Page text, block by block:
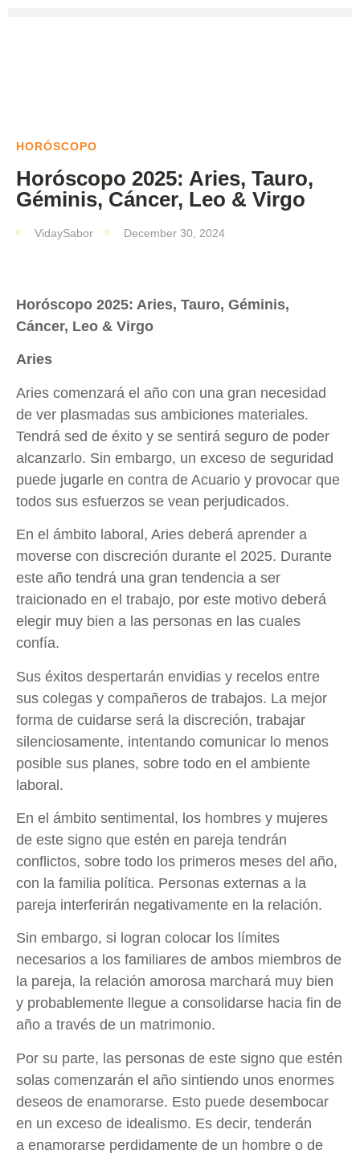
HORÓSCOPO
Horóscopo 2025: Aries, Tauro,
Géminis, Cáncer, Leo & Virgo
VidaySabor December 30, 2024
Horóscopo 2025: Aries, Tauro, Géminis,
Cáncer, Leo & Virgo
Aries
Aries comenzará el año con una gran necesidad
de ver plasmadas sus ambiciones materiales.
Tendrá sed de éxito y se sentirá seguro de poder
alcanzarlo. Sin embargo, un exceso de seguridad
puede jugarle en contra de Acuario y provocar que
todos sus esfuerzos se vean perjudicados.
En el ámbito laboral, Aries deberá aprender a
moverse con discreción durante el 2025. Durante
este año tendrá una gran tendencia a ser
traicionado en el trabajo, por este motivo deberá
elegir muy bien a las personas en las cuales
confía.
Sus éxitos despertarán envidias y recelos entre
sus colegas y compañeros de trabajos. La mejor
forma de cuidarse será la discreción, trabajar
silenciosamente, intentando comunicar lo menos
posible sus planes, sobre todo en el ambiente
laboral.
En el ámbito sentimental, los hombres y mujeres
de este signo que estén en pareja tendrán
conflictos, sobre todo los primeros meses del año,
con la familia política. Personas externas a la
pareja interferirán negativamente en la relación.
Sin embargo, si logran colocar los límites
necesarios a los familiares de ambos miembros de
la pareja, la relación amorosa marchará muy bien
y probablemente llegue a consolidarse hacia fin de
año a través de un matrimonio.
Por su parte, las personas de este signo que estén
solas comenzarán el año sintiendo unos enormes
deseos de enamorarse. Esto puede desembocar
en un exceso de idealismo. Es decir, tenderán
a enamorarse perdidamente de un hombre o de